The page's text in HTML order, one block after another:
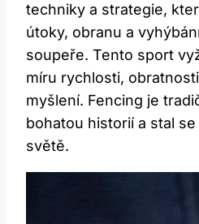
techniky a strategie,
útoky, obranu a
soupeře. Tento sport
míru rychlosti,
myšlení. Fencing je
bohatou historií a stal
světě.